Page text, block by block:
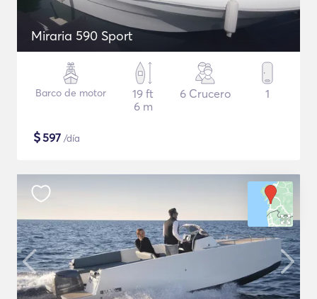
Miraria 590 Sport
Barco de motor
19 ft
6 m
6 Crucero 1
$597 /día